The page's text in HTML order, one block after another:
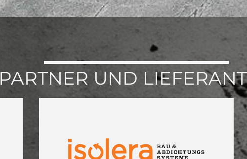
PARTNER UND